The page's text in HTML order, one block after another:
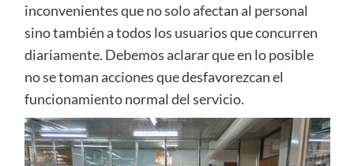
inconvenientes que no solo afectan al personal
sino también a todos los usuarios que concurren
diariamente. Debemos aclarar que en lo posible
no se toman acciones que desfavorezcan el
funcionamiento normal del servicio.